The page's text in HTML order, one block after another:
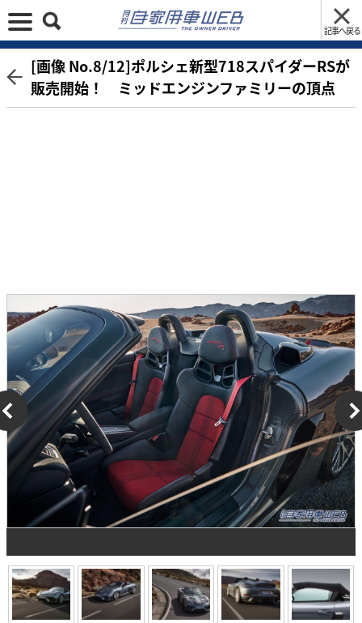
記事へ戻る
[画像 No.8/12]ポルシェ新型718スパイダーRSが
販売開始！ ミッドエンジンファミリーの頂点